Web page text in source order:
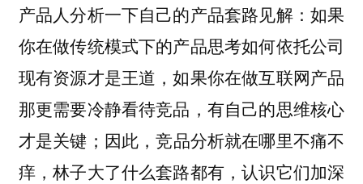
产品人分析一下自己的产品套路见解：如果
你在做传统模式下的产品思考如何依托公司
现有资源才是王道，如果你在做互联网产品
那更需要冷静看待竞品，有自己的思维核心
才是关键；因此，竞品分析就在哪里不痛不
痒，林子大了什么套路都有，认识它们加深